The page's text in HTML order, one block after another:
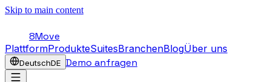
Skip to main content
8Move
PlattformProdukteSuitesBranchenBlogÜber uns
DeutschDE Demo anfragen